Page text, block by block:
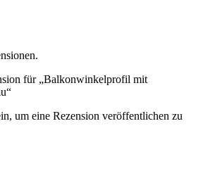
für „Balkonwinkelprofil mit
um eine Rezension veröffentlichen zu